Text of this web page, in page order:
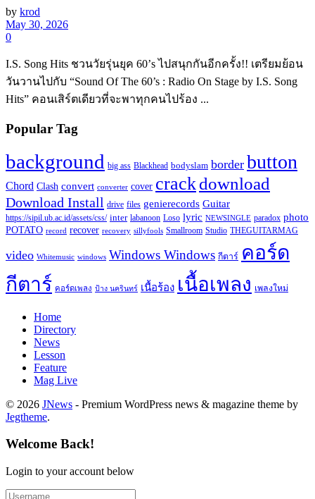
by krod
May 30, 2026
0
I.S. Song Hits ชวนวัยรุ่นยุค 60’s ไปสนุกกันอีกครั้ง!! เตรียมย้อน
วันวานไปกับ “Sound Of The 60’s : Radio On Stage by I.S. Song
Hits” คอนเสิร์ตเดียวที่จะพาทุกคนไปร้อง ...
Popular Tag
background big ass Blackhead bodyslam border button
Chord Clash convert converter cover crackdownload
Download Install drive files genierecords Guitar
https://sipil.ub.ac.id/assets/css/ inter labanoon Loso lyric NEWSINGLE paradox photo
POTATO record recover recovery sillyfools Smallroom Studio THEGUITARMAG
video Whitemusic windows Windows Windows กีตาร์ คอร์ด
กีตาร์ คอร์ดเพลง ป้าง นครินทร์ เนื้อร้อง เนื้อเพลง เพลงใหม่
Home
Directory
News
Lesson
Feature
Mag Live
© 2026 JNews - Premium WordPress news & magazine theme by
Jegtheme.
Welcome Back!
Login to your account below